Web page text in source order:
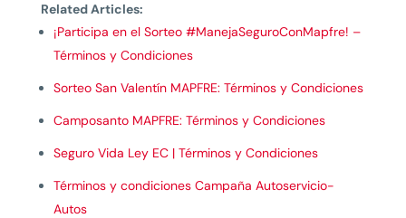
Related Articles:
¡Participa en el Sorteo #ManejaSeguroConMapfre! –
Términos y Condiciones
Sorteo San Valentín MAPFRE: Términos y Condiciones
Camposanto MAPFRE: Términos y Condiciones
Seguro Vida Ley EC | Términos y Condiciones
Términos y condiciones Campaña Autoservicio-
Autos